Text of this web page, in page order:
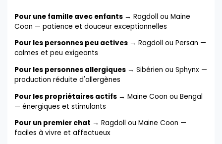
Pour une famille avec enfants → Ragdoll ou Maine
Coon — patience et douceur exceptionnelles
Pour les personnes peu actives → Ragdoll ou Persan —
calmes et peu exigeants
Pour les personnes allergiques → Sibérien ou Sphynx —
production réduite d'allergènes
Pour les propriétaires actifs → Maine Coon ou Bengal
— énergiques et stimulants
Pour un premier chat → Ragdoll ou Maine Coon —
faciles à vivre et affectueux